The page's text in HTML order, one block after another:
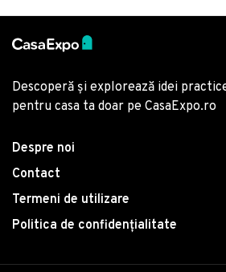
Descoperă și explorează idei
pentru casa ta doar pe CasaExpo.ro
Despre noi
Contact
Termeni de utilizare
Politica de confidențialitate